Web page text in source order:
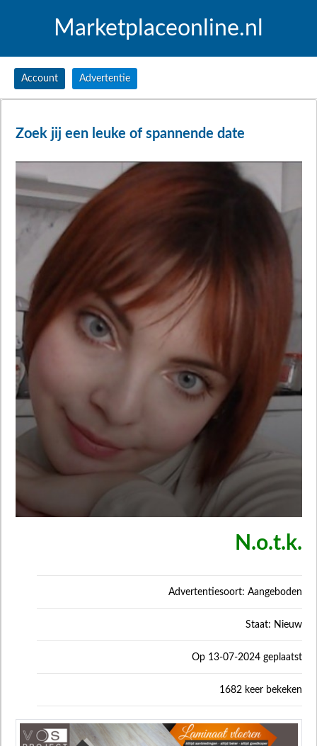
Marketplaceonline.nl
Account Advertentie
Zoek jij een leuke of spannende date
N.o.t.k.
Advertentiesoort: Aangeboden
Staat: Nieuw
Op 13-07-2024 geplaatst
1682 keer bekeken